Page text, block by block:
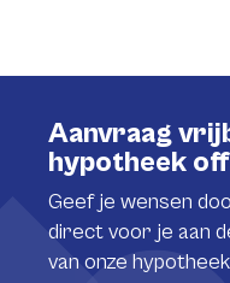
Aanvraag
hypotheek
Geef je wensen
direct voor je aan
van onze